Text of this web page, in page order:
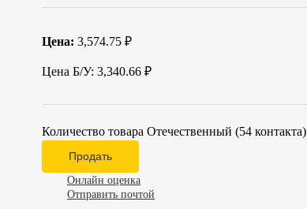
Цена: 3,574.75 ₽
Цена Б/У: 3,340.66 ₽
Количество товара Отечественный (54 контакта)
Продать
Онлайн оценка
Отправить почтой